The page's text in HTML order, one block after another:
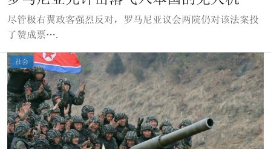
尽管极右翼政客强烈反对，罗马尼亚议会两院仍对该法案投
了赞成票….
社会